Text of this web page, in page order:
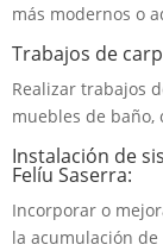
más modernos o
Trabajos de
Realizar trabajos
muebles de baño,
Instalación de
Felíu Saserra:
Incorporar o
la acumulación